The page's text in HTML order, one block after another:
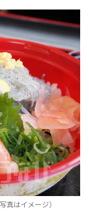
真はイメージ）